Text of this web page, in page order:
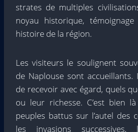
strates de multiples
noyau historique,
histoire de la région.
Les visiteurs le soulignent
de Naplouse sont accueillants.
de recevoir avec égard, quels
ou leur richesse. C’est bien
peuples battus sur l’autel des
les invasions successives,